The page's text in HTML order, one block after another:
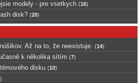
modely - pre vsetkych (16)
disk? (20)
Až na to, že neexistuje. (14)
k několika sítím (7)
disku (10)
)